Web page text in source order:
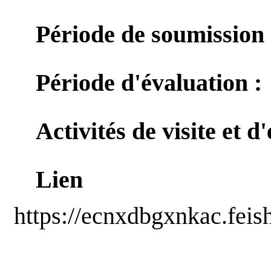
Période de soumission
Période d'évaluation :
Activités de visite et
Lien
https://